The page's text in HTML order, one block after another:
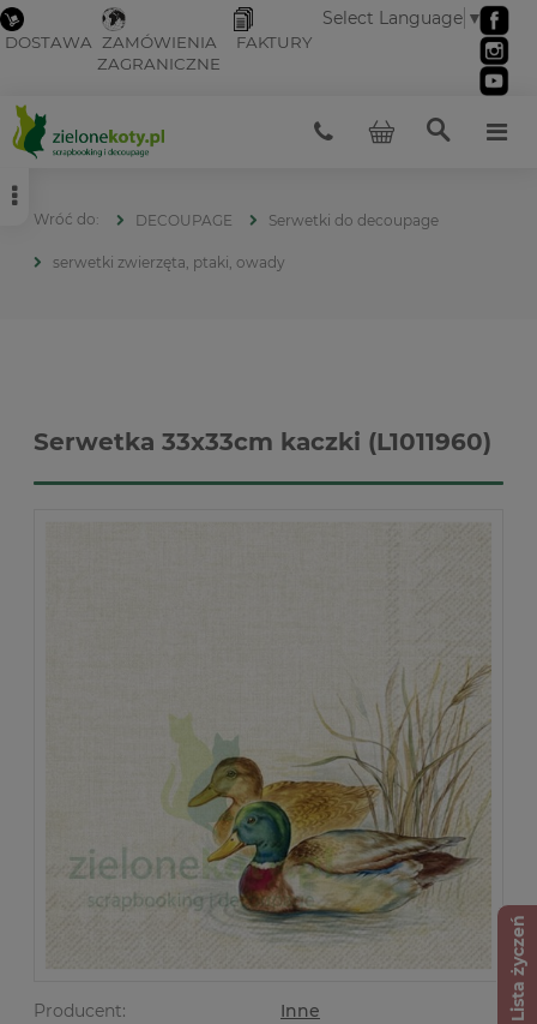
DOSTAWA ZAMÓWIENIA
ZAGRANICZNE
FAKTURY
Select Language ▼
DECOUPAGE Serwetki do decoupage
serwetki zwierzęta, ptaki, owady
Serwetka 33x33cm kaczki (L1011960)
Producent:
Inne
Lista życzeń